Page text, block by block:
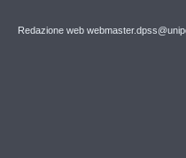
Redazione web